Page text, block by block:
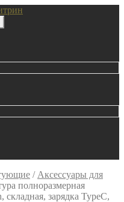
/ Аксессуары для
полноразмерная
зарядка TypeC,